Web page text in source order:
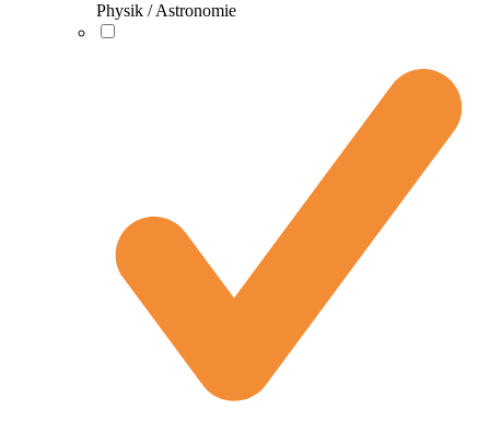
Physik / Astronomie